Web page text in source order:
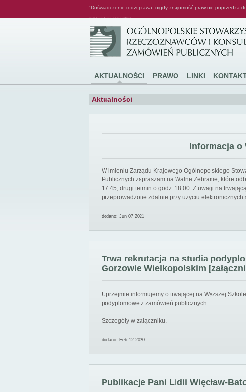
"Doświadczenie rodzi prawa, nigdy znajomość praw nie poprzedza
AKTUALNOŚCI PRAWO LINKI
Aktualności
Informacja o
W imieniu Zarządu Krajowego Ogólnopolskiego
Publicznych zapraszam na Walne Zebranie, które
17:45, drugi termin o godz. 18:00. Z uwagi na
przeprowadzone zdalnie przy użyciu elektronicznych
dodano: Jun 07 2021
Trwa rekrutacja na studia
Gorzowie Wielkopolskim
Uprzejmie informujemy o trwającej na Wyższej
podyplomowe z zamówień publicznych
Szczegóły w załączniku.
dodano: Feb 12 2020
Publikacje Pani Lidii Więcław-